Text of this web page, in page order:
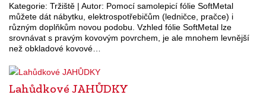
Kategorie: Tržiště | Autor: Pomocí samolepicí fólie SoftMetal
můžete dát nábytku, elektrospotřebičům (ledničce, pračce) i
různým doplňkům novou podobu. Vzhled fólie SoftMetal lze
srovnávat s pravým kovovým povrchem, je ale mnohem levnější
než obkladové kovové…
Lahůdkové JAHŮDKY